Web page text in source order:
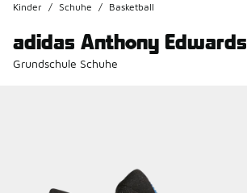
Kinder / Schuhe / Basketball
adidas Anthony
Grundschule Schuhe